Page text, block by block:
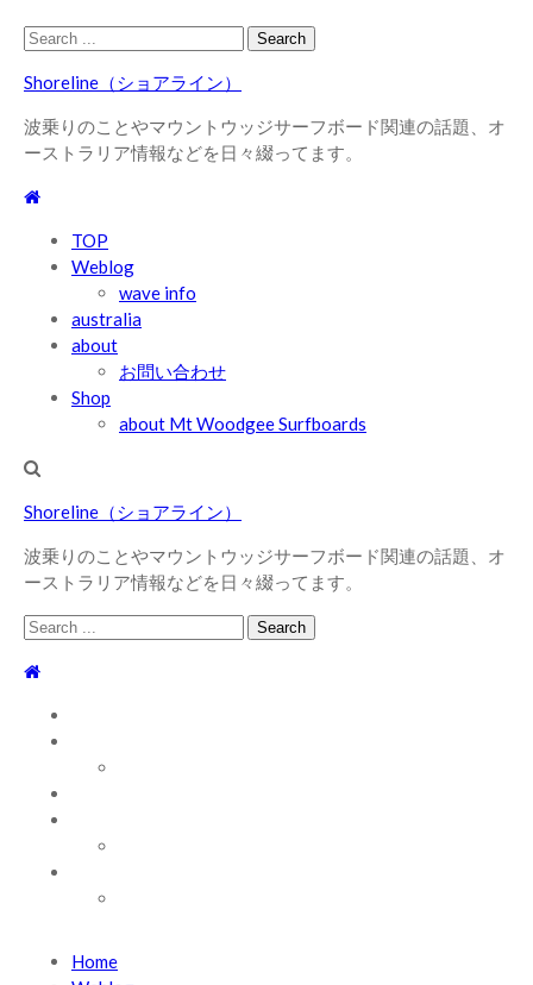
Skip
navigation
Skip
content
Search
Shoreline（ショアライン）
波乗りのことやマウントウッジサーフボード関連の話題、オ
ーストラリア情報などを日々綴ってます。
TOP
Weblog
wave info
australia
about
お問い合わせ
Shop
about Mt Woodgee Surfboards
Shoreline（ショアライン）
波乗りのことやマウントウッジサーフボード関連の話題、オ
ーストラリア情報などを日々綴ってます。
Search
Home